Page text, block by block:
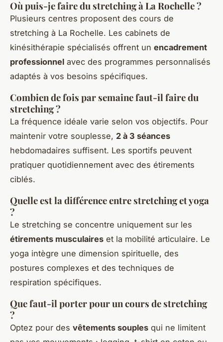
Où puis-je faire du stretching à La Rochelle ?
Plusieurs centres proposent des cours de
stretching à La Rochelle. Les cabinets de
kinésithérapie spécialisés offrent un encadrement
professionnel avec des programmes personnalisés
adaptés à vos besoins spécifiques.
Combien de fois par semaine faut-il faire du
stretching ?
La fréquence idéale varie selon vos objectifs. Pour
maintenir votre souplesse, 2 à 3 séances
hebdomadaires suffisent. Les sportifs peuvent
pratiquer quotidiennement avec des étirements
ciblés.
Quelle est la différence entre stretching et yoga
?
Le stretching se concentre uniquement sur les
étirements musculaires et la mobilité articulaire. Le
yoga intègre une dimension spirituelle, des
postures complexes et des techniques de
respiration spécifiques.
Que faut-il porter pour un cours de stretching
?
Optez pour des vêtements souples qui ne limitent